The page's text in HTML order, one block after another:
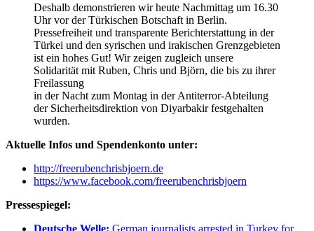
Deshalb demonstrieren wir heute Nachmittag um 16.30
Uhr vor der Türkischen Botschaft in Berlin.
Pressefreiheit und transparente Berichterstattung in der
Türkei und den syrischen und irakischen Grenzgebieten
ist ein hohes Gut! Wir zeigen zugleich unsere
Solidarität mit Ruben, Chris und Björn, die bis zu ihrer
Freilassung
in der Nacht zum Montag in der Antiterror-Abteilung
der Sicherheitsdirektion von Diyarbakir festgehalten
wurden.
Aktuelle Infos und Spendenkonto unter:
http://freerubenchrisbjoern.de
https://www.facebook.com/freerubenchrisbjoern
Pressespiegel:
Deutsche Welle: German journalists arrested in Turkey for